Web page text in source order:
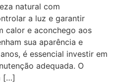
natural com
a luz e garantir
calor e aconchego aos
sua aparência e
é essencial investir em
adequada. O
[…]